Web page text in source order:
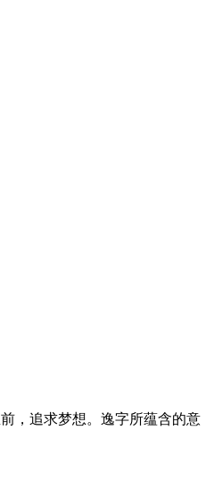
，追求梦想。逸字所蕴含的意